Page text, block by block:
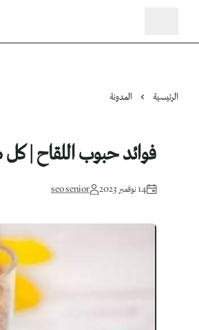
الرئيسية المدونة
فوائد حبوب اللقاح | كل
14 نوفمبر 2023 seo senior